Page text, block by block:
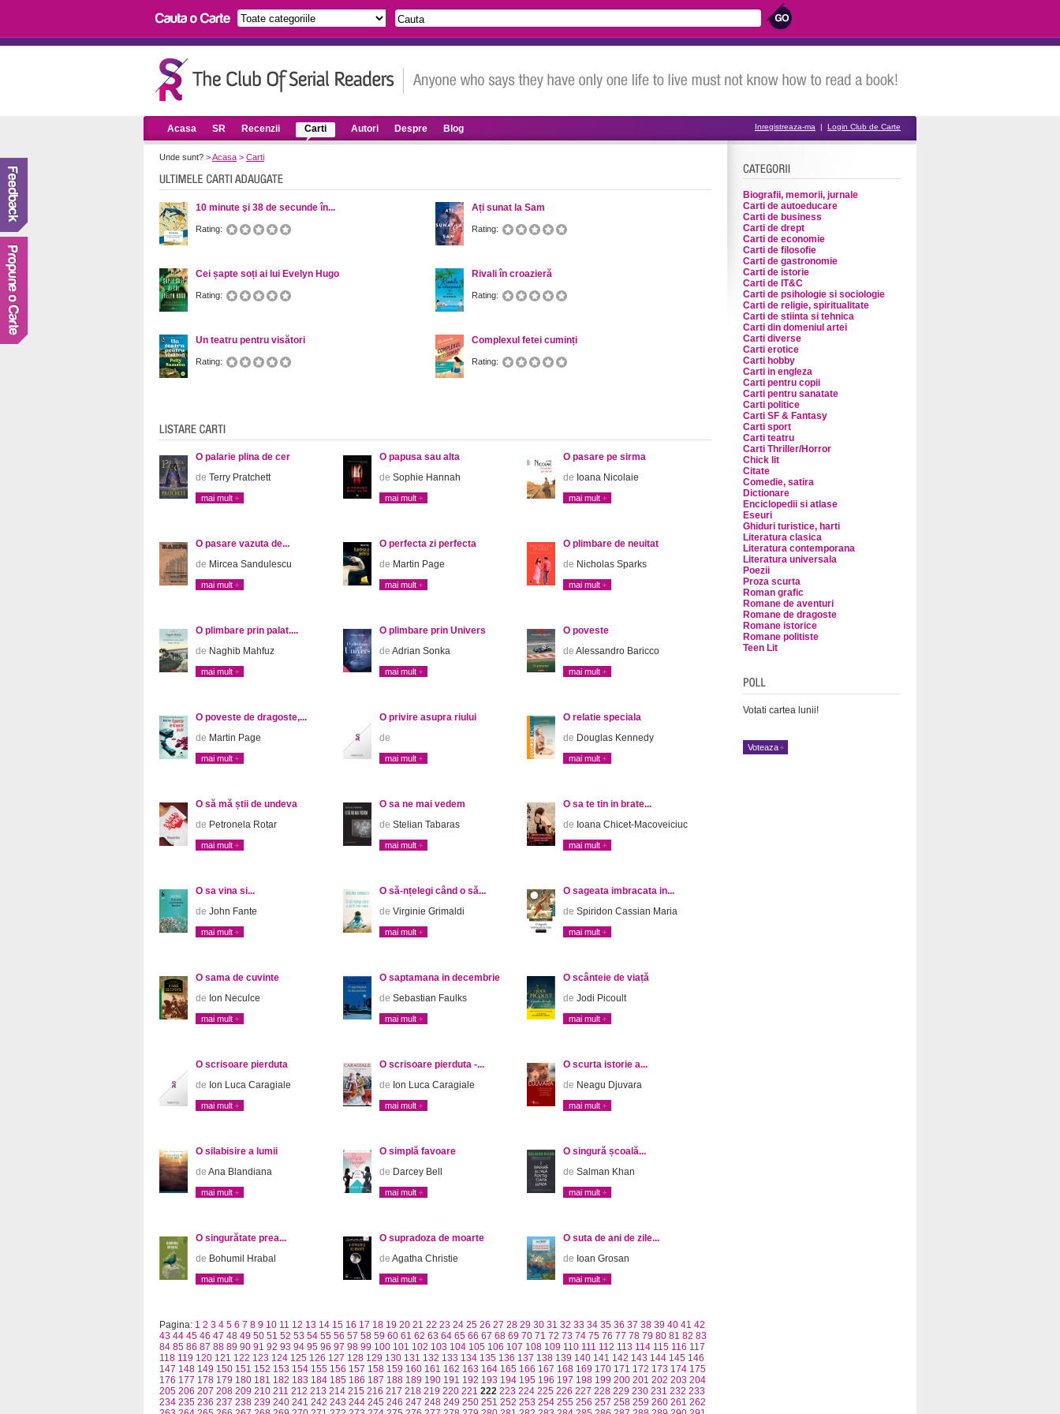
Acasa SR Recenzii Carti Autori Despre Blog Inregistreaza-ma | Login Club de Carte
Unde sunt? >Acasa > Carti
10 minute şi 38 de secunde în...
Rating:
Cei șapte soți ai lui Evelyn Hugo
Rating:
Un teatru pentru visători
Rating:
Ați sunat la Sam
Rating:
Rivali în croazieră
Rating:
Complexul fetei cuminți
Rating:
O palarie plina de cer
de Terry Pratchett
mai mult
O papusa sau alta
de Sophie Hannah
mai mult
O pasare pe sirma
de Ioana Nicolaie
mai mult
O pasare vazuta de...
de Mircea Sandulescu
mai mult
O perfecta zi perfecta
de Martin Page
mai mult
O plimbare de neuitat
de Nicholas Sparks
mai mult
O plimbare prin palat....
de Naghib Mahfuz
mai mult
O plimbare prin Univers
de Adrian Sonka
mai mult
O poveste
de Alessandro Baricco
mai mult
O poveste de dragoste,...
de Martin Page
mai mult
O privire asupra riului
de
mai mult
O relatie speciala
de Douglas Kennedy
mai mult
O să mă știi de undeva
de Petronela Rotar
mai mult
O sa ne mai vedem
de Stelian Tabaras
mai mult
O sa te tin in brate...
de Ioana Chicet-Macoveiciuc
mai mult
O sa vina si...
de John Fante
mai mult
O să-nțelegi când o să...
de Virginie Grimaldi
mai mult
O sageata imbracata in...
de Spiridon Cassian Maria
mai mult
O sama de cuvinte
de Ion Neculce
mai mult
O saptamana in decembrie
de Sebastian Faulks
mai mult
O scânteie de viață
de Jodi Picoult
mai mult
O scrisoare pierduta
de Ion Luca Caragiale
mai mult
O scrisoare pierduta -...
de Ion Luca Caragiale
mai mult
O scurta istorie a...
de Neagu Djuvara
mai mult
O silabisire a lumii
de Ana Blandiana
mai mult
O simplă favoare
de Darcey Bell
mai mult
O singură școală...
de Salman Khan
mai mult
O singurătate prea...
de Bohumil Hrabal
mai mult
O supradoza de moarte
de Agatha Christie
mai mult
O suta de ani de zile...
de Ioan Grosan
mai mult
Pagina: 1 2 3 4 5 6 7 8 9 10 11 12 13 14 15 16 17 18 19 20 21 22 23 24 25 26 27 28 29 30 31 32 33 34 35 36 37 38 39 40 41 42
43 44 45 46 47 48 49 50 51 52 53 54 55 56 57 58 59 60 61 62 63 64 65 66 67 68 69 70 71 72 73 74 75 76 77 78 79 80 81 82 83
84 85 86 87 88 89 90 91 92 93 94 95 96 97 98 99 100 101 102 103 104 105 106 107 108 109 110 111 112 113 114 115 116 117
118 119 120 121 122 123 124 125 126 127 128 129 130 131 132 133 134 135 136 137 138 139 140 141 142 143 144 145 146
147 148 149 150 151 152 153 154 155 156 157 158 159 160 161 162 163 164 165 166 167 168 169 170 171 172 173 174 175
176 177 178 179 180 181 182 183 184 185 186 187 188 189 190 191 192 193 194 195 196 197 198 199 200 201 202 203 204
205 206 207 208 209 210 211 212 213 214 215 216 217 218 219 220 221 222 223 224 225 226 227 228 229 230 231 232 233
234 235 236 237 238 239 240 241 242 243 244 245 246 247 248 249 250 251 252 253 254 255 256 257 258 259 260 261 262
Biografii, memorii, jurnale
Carti de autoeducare
Carti de business
Carti de drept
Carti de economie
Carti de filosofie
Carti de gastronomie
Carti de istorie
Carti de IT&C
Carti de psihologie si sociologie
Carti de religie, spiritualitate
Carti de stiinta si tehnica
Carti din domeniul artei
Carti diverse
Carti erotice
Carti hobby
Carti in engleza
Carti pentru copii
Carti pentru sanatate
Carti politice
Carti SF & Fantasy
Carti sport
Carti teatru
Carti Thriller/Horror
Chick lit
Citate
Comedie, satira
Dictionare
Enciclopedii si atlase
Eseuri
Ghiduri turistice, harti
Literatura clasica
Literatura contemporana
Literatura universala
Poezii
Proza scurta
Roman grafic
Romane de aventuri
Romane de dragoste
Romane istorice
Romane politiste
Teen Lit
Votati cartea lunii!